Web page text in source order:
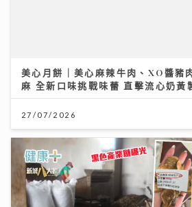
美心月餅｜美心麻辣牛肉、XO醬豬
麻 全新口味挑戰味蕾 直擊流心奶黃
27/07/2026